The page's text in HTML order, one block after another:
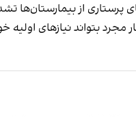
پرستاری از بیمارستان‌ها
مجرد بتواند نیاز‌های